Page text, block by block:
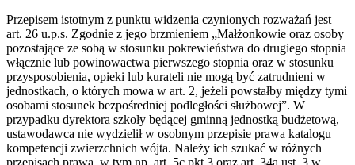
Przepisem istotnym z punktu widzenia czynionych rozważań jest
art. 26 u.p.s. Zgodnie z jego brzmieniem „Małżonkowie oraz osoby
pozostające ze sobą w stosunku pokrewieństwa do drugiego stopnia
włącznie lub powinowactwa pierwszego stopnia oraz w stosunku
przysposobienia, opieki lub kurateli nie mogą być zatrudnieni w
jednostkach, o których mowa w art. 2, jeżeli powstałby między tymi
osobami stosunek bezpośredniej podległości służbowej”. W
przypadku dyrektora szkoły będącej gminną jednostką budżetową,
ustawodawca nie wydzielił w osobnym przepisie prawa katalogu
kompetencji zwierzchnich wójta. Należy ich szukać w różnych
przepisach prawa, w tym np. art. 5c pkt 3 oraz art. 34a ust. 3 w